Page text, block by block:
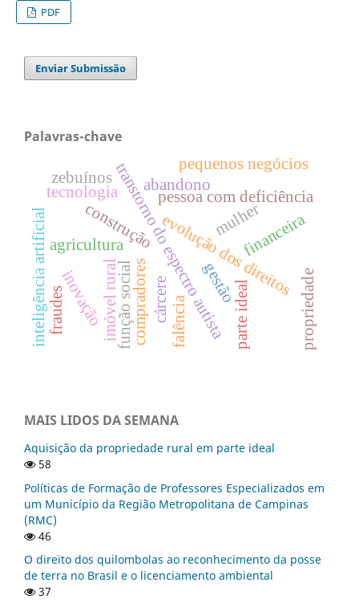
PDF
Enviar Submissão
Palavras-chave
transtorno do espectro autista
evolução dos direitos
pessoa com deficiência
propriedade
função social
imóvel rural parte ideal
mulher
abandono
cárcere
construção
agricultura
tecnologia
gestão
financeira
pequenos negócios
inovação compradores
zebuínos
inteligência artificial falência
fraudes
MAIS LIDOS DA SEMANA
Aquisição da propriedade rural em parte ideal
58
Políticas de Formação de Professores Especializados em
um Município da Região Metropolitana de Campinas
(RMC)
46
O direito dos quilombolas ao reconhecimento da posse
de terra no Brasil e o licenciamento ambiental
37